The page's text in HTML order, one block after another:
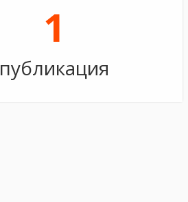
1
публикация